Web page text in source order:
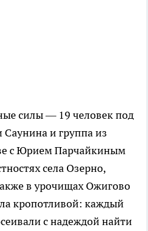
силы — 19 человек под
и группа из
с Юрием Парчайкиным
села Озерно,
в урочищах Ожигово
кропотливой: каждый
с надеждой найти